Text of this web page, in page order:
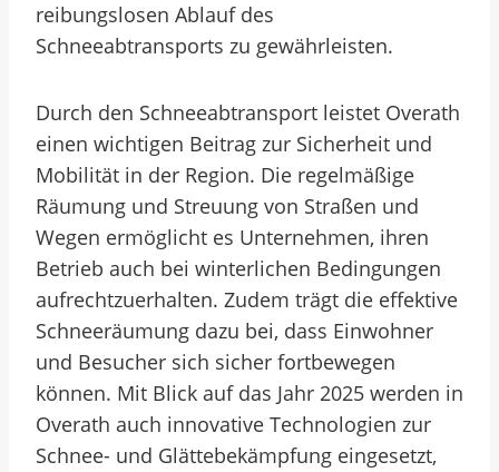
reibungslosen Ablauf des
Schneeabtransports zu gewährleisten.
Durch den Schneeabtransport leistet Overath
einen wichtigen Beitrag zur Sicherheit und
Mobilität in der Region. Die regelmäßige
Räumung und Streuung von Straßen und
Wegen ermöglicht es Unternehmen, ihren
Betrieb auch bei winterlichen Bedingungen
aufrechtzuerhalten. Zudem trägt die effektive
Schneeräumung dazu bei, dass Einwohner
und Besucher sich sicher fortbewegen
können. Mit Blick auf das Jahr 2025 werden in
Overath auch innovative Technologien zur
Schnee- und Glättebekämpfung eingesetzt,